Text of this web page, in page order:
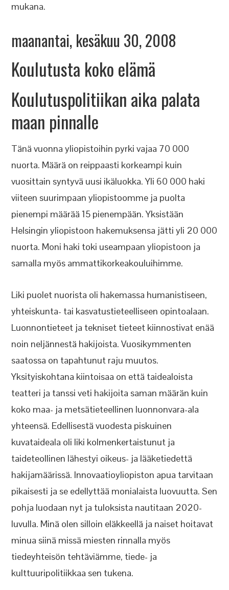
mukana.
maanantai, kesäkuu 30, 2008
Koulutusta koko elämä
Koulutuspolitiikan aika palata
maan pinnalle
Tänä vuonna yliopistoihin pyrki vajaa 70 000
nuorta. Määrä on reippaasti korkeampi kuin
vuosittain syntyvä uusi ikäluokka. Yli 60 000 haki
viiteen suurimpaan yliopistoomme ja puolta
pienempi määrää 15 pienempään. Yksistään
Helsingin yliopistoon hakemuksensa jätti yli 20 000
nuorta. Moni haki toki useampaan yliopistoon ja
samalla myös ammattikorkeakouluihimme.
Liki puolet nuorista oli hakemassa humanistiseen,
yhteiskunta- tai kasvatustieteelliseen opintoalaan.
Luonnontieteet ja tekniset tieteet kiinnostivat enää
noin neljännestä hakijoista. Vuosikymmenten
saatossa on tapahtunut raju muutos.
Yksityiskohtana kiintoisaa on että taidealoista
teatteri ja tanssi veti hakijoita saman määrän kuin
koko maa- ja metsätieteellinen luonnonvara-ala
yhteensä. Edellisestä vuodesta piskuinen
kuvataideala oli liki kolmenkertaistunut ja
taideteollinen lähestyi oikeus- ja lääketiedettä
hakijamäärissä. Innovaatioyliopiston apua tarvitaan
pikaisesti ja se edellyttää monialaista luovuutta. Sen
pohja luodaan nyt ja tuloksista nautitaan 2020-
luvulla. Minä olen silloin eläkkeellä ja naiset hoitavat
minua siinä missä miesten rinnalla myös
tiedeyhteisön tehtäviämme, tiede- ja
kulttuuripolitiikkaa sen tukena.